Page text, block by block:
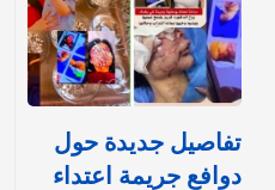
تفاصيل جديدة حول
دوافع جريمة اعتداء